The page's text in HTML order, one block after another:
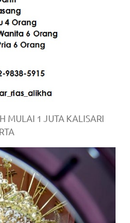
.
MULAI 1 JUTA KALISARI